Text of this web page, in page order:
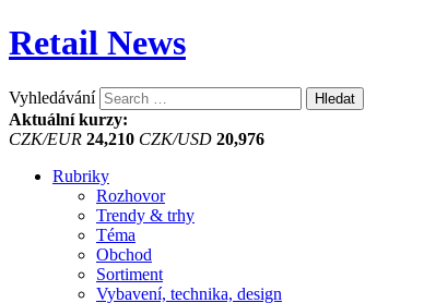
Retail News
Vyhledávání
Aktuální kurzy:
CZK/EUR 24,210 CZK/USD 20,976
Rubriky
Rozhovor
Trendy & trhy
Téma
Obchod
Sortiment
Vybavení, technika, design